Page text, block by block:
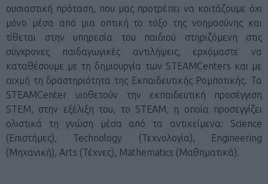
ουσιαστική πρόταση, που μας προτρέπει να κοιτάζουμε όχι
μόνο μέσα από μια οπτική το τόξο της νοημοσύνης και
τίθεται στην υπηρεσία του παιδιού στηριζόμενη στις
σύγχρονες παιδαγωγικές αντιλήψεις, ερχόμαστε να
καταθέσουμε με τη δημιουργία των STEAMCenters και με
αιχμή τη δραστηριότητα της Εκπαιδευτικής Ρομποτικής. Τα
STEAMCenter υιοθετούν την εκπαιδευτική προσέγγιση
STEM, στην εξέλιξη του, το STEΑM, η οποία προσεγγίζει
ολιστικά τη γνώση μέσα από τα αντικείμενα: Science
(Επιστήμες), Technology (Τεχνολογία), Engineering
(Μηχανική), Arts (Τέχνες), Mathematics (Μαθηματικά).